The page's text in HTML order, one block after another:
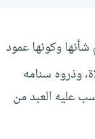
وكونها عمود
وذروه سنامه
عليه العبد من